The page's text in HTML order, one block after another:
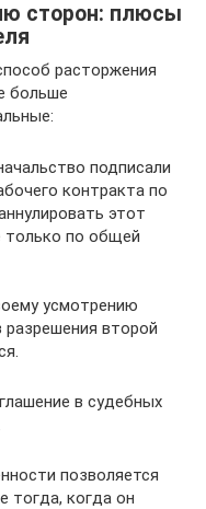
сторон: плюсы
расторжения
больше
подписали
контракта по
этот
по общей
усмотрению
второй
в судебных
позволяется
тогда, когда он